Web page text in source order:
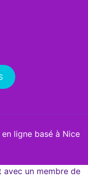
ligne basé à Nice
un membre de